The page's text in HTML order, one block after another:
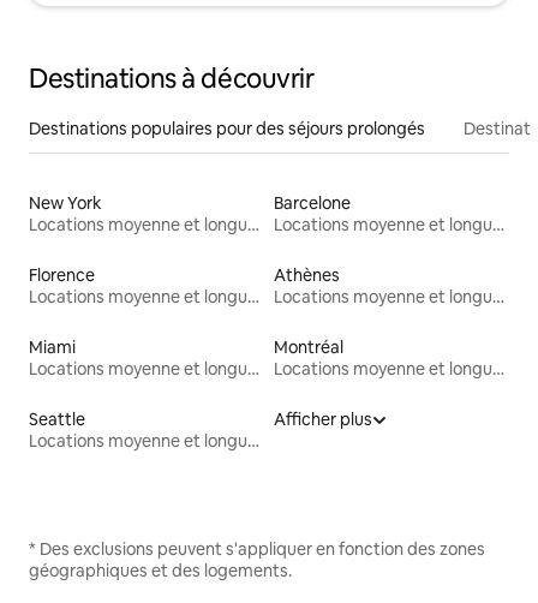
Destinations à découvrir
Destinations populaires pour des séjours prolongés
New York
Locations moyenne et longue durée
Barcelone
Locations moyenne et longue durée
Florence
Locations moyenne et longue durée
Athènes
Locations moyenne et longue durée
Miami
Locations moyenne et longue durée
Montréal
Locations moyenne et longue durée
Seattle
Locations moyenne et longue durée
Afficher plus
* Des exclusions peuvent s'appliquer en fonction des zones
géographiques et des logements.